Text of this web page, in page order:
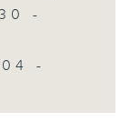
-
-